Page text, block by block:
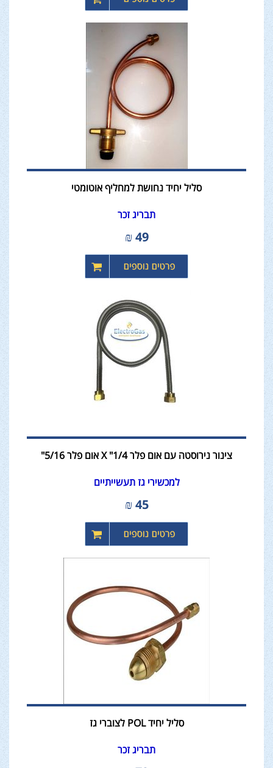
סליל יחיד נחושת למחליף אוטומטי
תבריג זכר
49
₪
צינור נירוסטה עם אום פלר 1/4" X אום פלר 5/16"
למכשירי גז תעשייתיים
45
₪
סליל יחיד POL לצוברי גז
תבריג זכר